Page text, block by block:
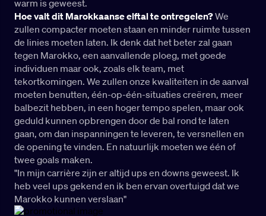
warm is geweest.
Hoe valt dit Marokkaanse elftal te ontregelen?We
zullen compacter moeten staan en minder ruimte tussen
de linies moeten laten. Ik denk dat het beter zal gaan
tegen Marokko, een aanvallende ploeg, met goede
individuen maar ook, zoals elk team, met
tekortkomingen. We zullen onze kwaliteiten in de aanval
moeten benutten, één-op-één-situaties creëren, meer
balbezit hebben, in een hoger tempo spelen, maar ook
geduld kunnen opbrengen door de bal rond te laten
gaan, om dan inspanningen te leveren, te versnellen en
de opening te vinden. En natuurlijk moeten we één of
twee goals maken.
"In mijn carrière zijn er altijd ups en downs geweest. Ik
heb veel ups gekend en ik ben ervan overtuigd dat we
Marokko kunnen verslaan"